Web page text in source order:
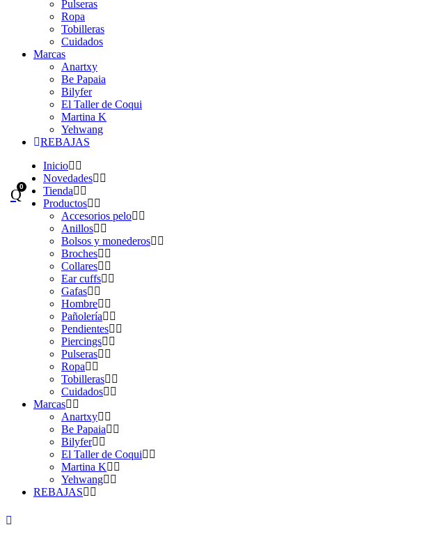
Pulseras
Ropa
Tobilleras
Cuidados
Marcas
Anartxy
Be Papaia
Bilyfer
El Taller de Coqui
Martina K
Yehwang
REBAJAS
0
Inicio
Novedades
Tienda
Productos
Accesorios pelo
Anillos
Bolsos y monederos
Broches
Collares
Ear cuffs
Gafas
Hombre
Pañolería
Pendientes
Piercings
Pulseras
Ropa
Tobilleras
Cuidados
Marcas
Anartxy
Be Papaia
Bilyfer
El Taller de Coqui
Martina K
Yehwang
REBAJAS